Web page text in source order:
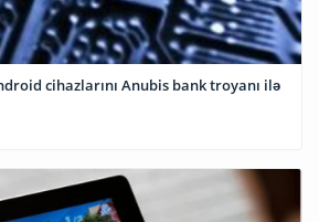
cihazlarını Anubis bank troyanı ilə